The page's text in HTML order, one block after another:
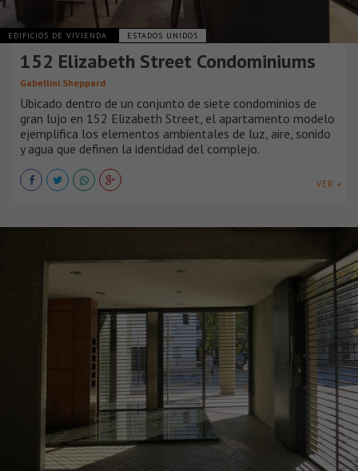
EDIFICIOS DE VIVIENDA ESTADOS UNIDOS
152 Elizabeth Street Condominiums
Gabellini Sheppard
Ubicado dentro de un conjunto de siete condominios de
gran lujo en 152 Elizabeth Street, el apartamento modelo
ejemplifica los elementos ambientales de luz, aire, sonido
y agua que definen la identidad del complejo.
VER +